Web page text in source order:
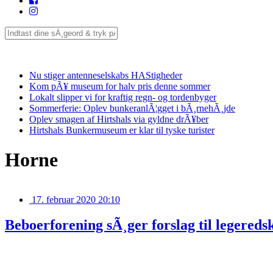
Nu stiger antenneselskabs HAStigheder
Kom pÃ¥ museum for halv pris denne sommer
Lokalt slipper vi for kraftig regn- og tordenbyger
Sommerferie: Oplev bunkeranlÃ¦gget i bÃ¸rnehÃ¸jde
Oplev smagen af Hirtshals via gyldne drÃ¥ber
Hirtshals Bunkermuseum er klar til tyske turister
Horne
17. februar 2020 20:10
Beboerforening sÃ¸ger forslag til